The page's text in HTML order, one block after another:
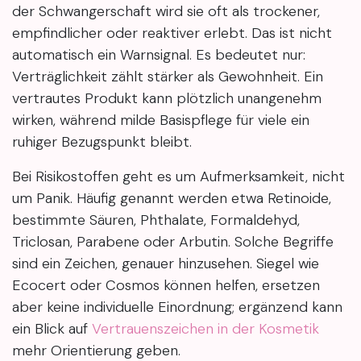
der Schwangerschaft wird sie oft als trockener,
empfindlicher oder reaktiver erlebt. Das ist nicht
automatisch ein Warnsignal. Es bedeutet nur:
Verträglichkeit zählt stärker als Gewohnheit. Ein
vertrautes Produkt kann plötzlich unangenehm
wirken, während milde Basispflege für viele ein
ruhiger Bezugspunkt bleibt.
Bei Risikostoffen geht es um Aufmerksamkeit, nicht
um Panik. Häufig genannt werden etwa Retinoide,
bestimmte Säuren, Phthalate, Formaldehyd,
Triclosan, Parabene oder Arbutin. Solche Begriffe
sind ein Zeichen, genauer hinzusehen. Siegel wie
Ecocert oder Cosmos können helfen, ersetzen
aber keine individuelle Einordnung; ergänzend kann
ein Blick auf Vertrauenszeichen in der Kosmetik
mehr Orientierung geben.